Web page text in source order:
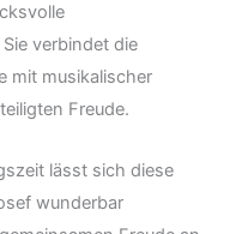
verbindet die
mit musikalischer
Freude.
lässt sich diese
wunderbar